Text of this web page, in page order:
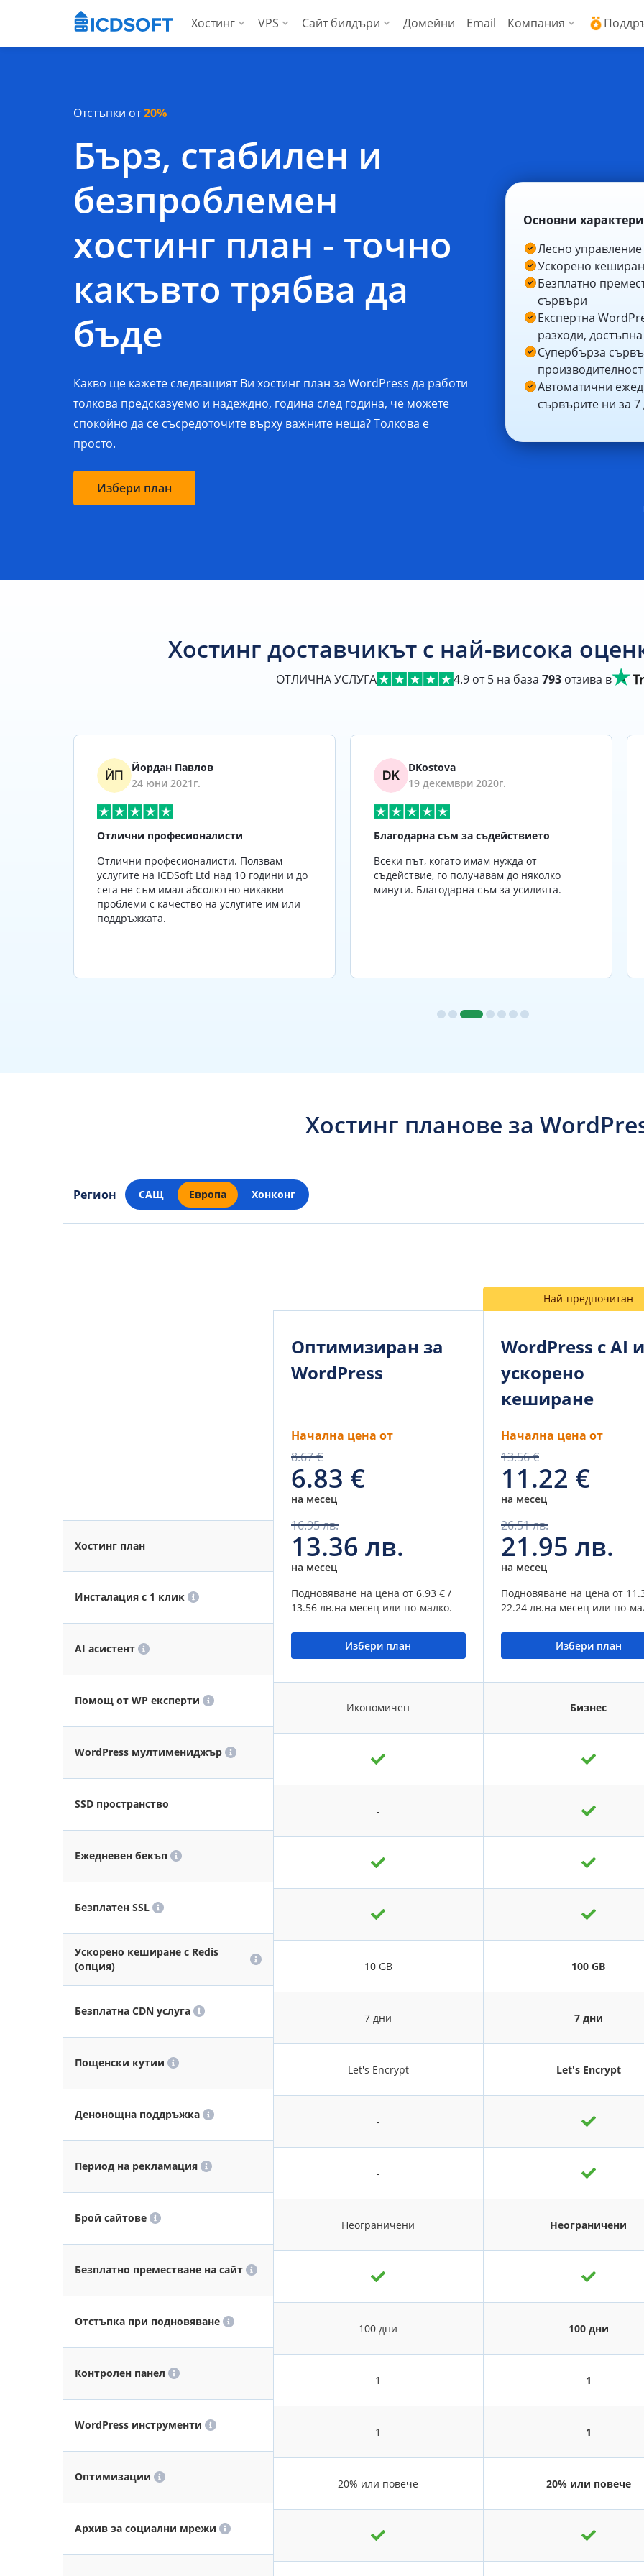
Хостинг
Apps хостинг
За агенции
VPS Сайт билдъри Домейни Email Компания
Мнения на наши
Технически
Работа в ICDSoft
API
Отстъпки от20%
Бърз, стабилен и
безпроблемен
хостинг план - точно
какъвто трябва да
бъде
Какво ще кажете следващият Ви хостинг план за WordPress да работи
толкова предсказуемо и надеждно, година след година, че можете
спокойно да се съсредоточите върху важните неща? Толкова е
просто.
Избери план
Основни
Лесно
Ускорено
Безплатно
сървъри
Експертна
разходи,
Супербърза
производителност
Автоматични
сървърите ни за 7
Хостинг доставчикът с най-висока
ОТЛИЧНА УСЛУГА 4.9от 5 на база 793отзива в
Йордан Павлов
24 юни 2021г.
Отлични професионалисти
Отлични професионалисти. Ползвам
услугите на ICDSoft Ltd над 10 години и до
сега не съм имал абсолютно никакви
проблеми с качество на услугите им или
поддръжката.
DKostova
19 декември 2020г.
Благодарна съм за съдействието
Всеки път, когато имам нужда от
съдействие, го получавам до няколко
минути. Благодарна съм за усилията.
Хостинг планове за
Регион САЩ Европа Хонконг
Хостинг план
Инсталация с 1 клик
AI асистент
Помощ от WP експерти
WordPress мултимениджър
SSD пространство
Ежедневен бекъп
Безплатен SSL
Ускорено кеширане с Redis
(опция)
Безплатна CDN услуга
Пощенски кутии
Денонощна поддръжка
Период на рекламация
Брой сайтове
Безплатно преместване на сайт
Отстъпка при подновяване
Контролен панел
WordPress инструменти
Оптимизации
Архив за социални мрежи
Оптимизиран за
WordPress
Начална цена от
6.83 €
8.67 €
на месец
13.36 лв.
16.95 лв.
на месец
Подновяване на цена от 6.93 € /
13.56 лв.на месец или по-малко.
Избери план
Икономичен
-
10 GB
7 дни
Let's Encrypt
-
-
Неограничени
100 дни
1
1
20% или повече
Най-предпочитан
WordPress с AI и
ускорено
кеширане
Начална цена от
11.22 €
13.56 €
на месец
21.95 лв.
26.51 лв.
на месец
Подновяване на цена от
22.24 лв.на месец или по-
Избери план
Бизнес
100 GB
7 дни
Let's Encrypt
Неограничени
100 дни
1
1
20% или повече